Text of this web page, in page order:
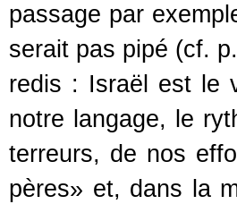
passage par
serait pas pipé (cf.
redis : Israël est le
notre langage, le
terreurs, de nos
pères» et, dans la